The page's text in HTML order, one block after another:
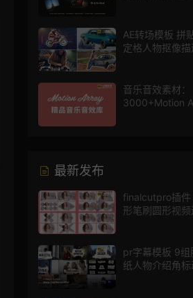
AE转场模板 拼
定格人物抠像
音乐音效素材：
3000+Motion
最新发布
finalcutpro插件
形笔刷圆形视频
pr字幕模板 9组
纸人物介绍角